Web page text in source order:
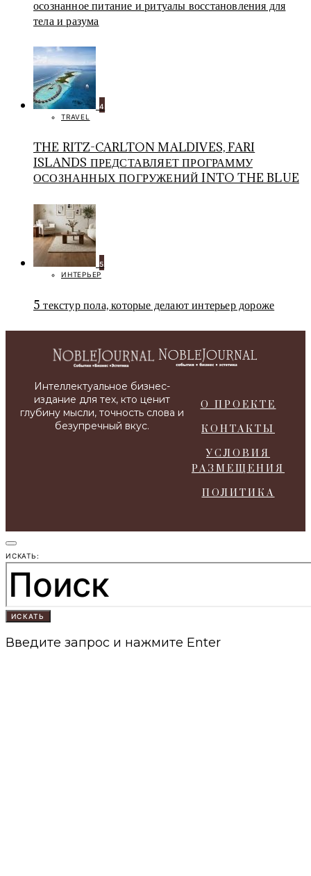
осознанное питание и ритуалы восстановления для
тела и разума
4
TRAVEL
THE RITZ-CARLTON MALDIVES, FARI
ISLANDS ПРЕДСТАВЛЯЕТ ПРОГРАММУ
ОСОЗНАННЫХ ПОГРУЖЕНИЙ INTO THE BLUE
5
ИНТЕРЬЕР
5 текстур пола, которые делают интерьер дороже
О ПРОЕКТЕ
КОНТАКТЫ
УСЛОВИЯ
РАЗМЕЩЕНИЯ
ПОЛИТИКА
ИСКАТЬ:
ИСКАТЬ
Введите запрос и нажмите Enter